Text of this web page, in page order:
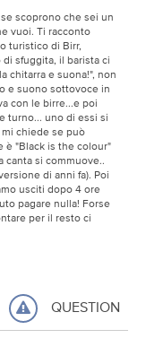
scoprono che sei un
vuoi. Ti racconto
turistico di Birr,
sfuggita, il barista ci
chitarra e suona!", non
e suono sottovoce in
con le birre...e poi
turno... uno di essi si
chiede se può
è "Black is the colour"
canta si commuove..
di anni fa). Poi
usciti dopo 4 ore
pagare nulla! Forse
per il resto ci
QUESTION